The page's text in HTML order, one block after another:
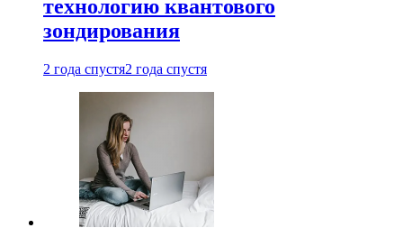
технологию квантового
зондирования
2 года спустя2 года спустя